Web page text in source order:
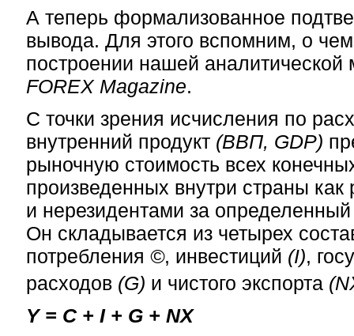
А теперь формализованное
вывода. Для этого вспомним, о
построении нашей
FOREX Magazine.
С точки зрения исчисления по
внутренний продукт (ВВП, GDP)
рыночную стоимость всех
произведенных внутри страны как
и нерезидентами за
Он складывается из четырех
потребления ©, инвестиций (I),
расходов (G) и чистого экспорта
Y = C + I + G + NX